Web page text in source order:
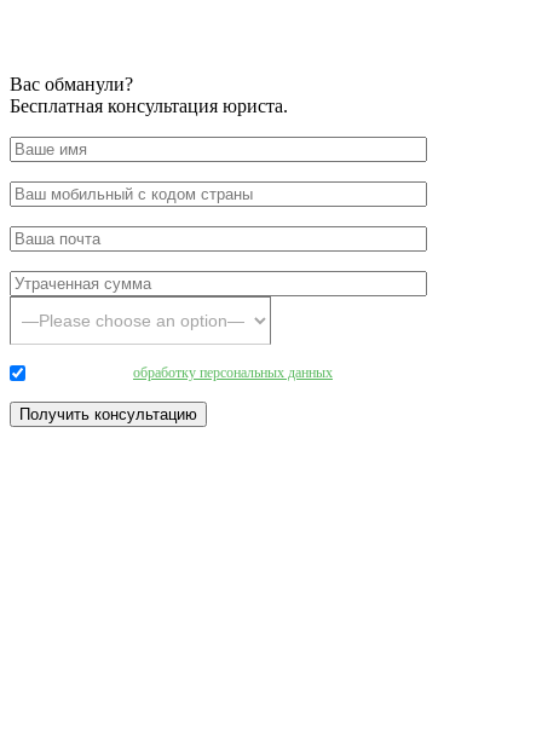
Вас обманули?
Бесплатная консультация юриста.
обработку персональных данных